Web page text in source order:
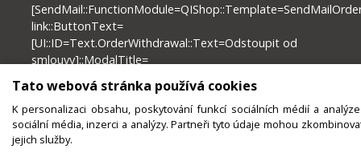
Tato webová stránka používá cookies
K personalizaci obsahu, poskytování funkcí sociálních médií a
sociální média, inzerci a analýzy. Partneři tyto údaje mohou
jejich služby.
link::ButtonText=
[UI::ID=Text.OrderWithdrawal::Text=Odstoupit od
smlouvy]::ModalTitle=
smlouvy]::Subject=
[UI::ID=Text.OrderWithdrawalMail::Text=Odstoupení od
smlouvy – objednávka
[$Order.OrderNumber]]::SendAsHtml=False]